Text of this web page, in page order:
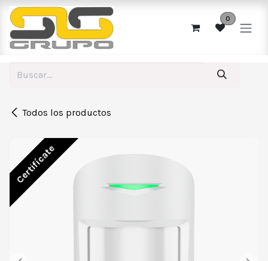
Ir al contenido
0
Todos los productos
Certifícate